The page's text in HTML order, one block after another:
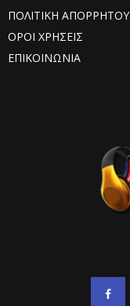
ΠΟΛΙΤΙΚΗ ΑΠΟΡΡΗΤΟΥ
ΟΡΟΙ ΧΡΗΣΕΙΣ
ΕΠΙΚΟΙΝΩΝΙΑ